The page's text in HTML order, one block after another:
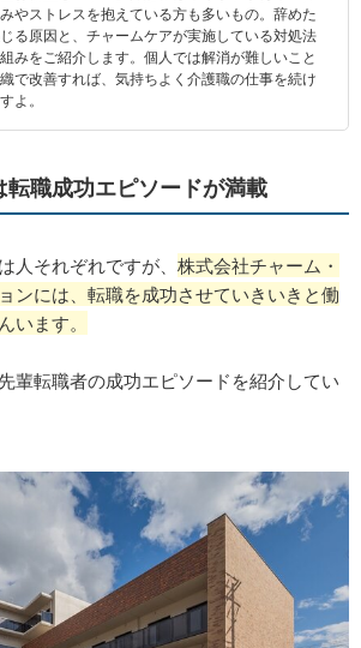
やストレスを抱えている方も多いもの。辞めた
る原因と、チャームケアが実施している対処法
みをご紹介します。個人では解消が難しいこと
で改善すれば、気持ちよく介護職の仕事を続け
よ。
転職成功エピソードが満載
人それぞれですが、 株式会社チャーム・
ンには、転職を成功させていきいきと働
います。
輩転職者の成功エピソードを紹介してい